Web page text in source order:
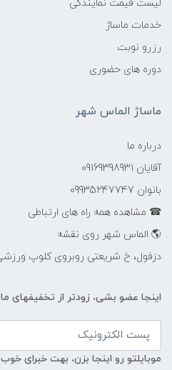
لیست قیمت نمایندگی
خدمات ماساژ
رزرو نوبت
دوره های حضوری
ماساژ الماس شهر
درباره ما
آقایان 09169398931
بانوان 09935247747
☎ مشاهده همه راه های ارتباطی
🌎 الماس شهر روی نقشه
دزفول، خ شریعتی روبروی کلوپ
اینجا عضو بشی، زودتر از تخفیفهای
موبایلتو رو اینجا بزن، بهت خبرای